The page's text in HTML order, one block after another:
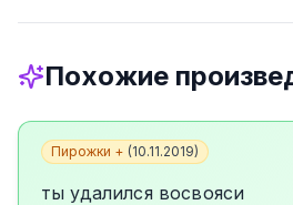
Похожие
Пирожки + (10.11.2019)
ты удалился восвояси